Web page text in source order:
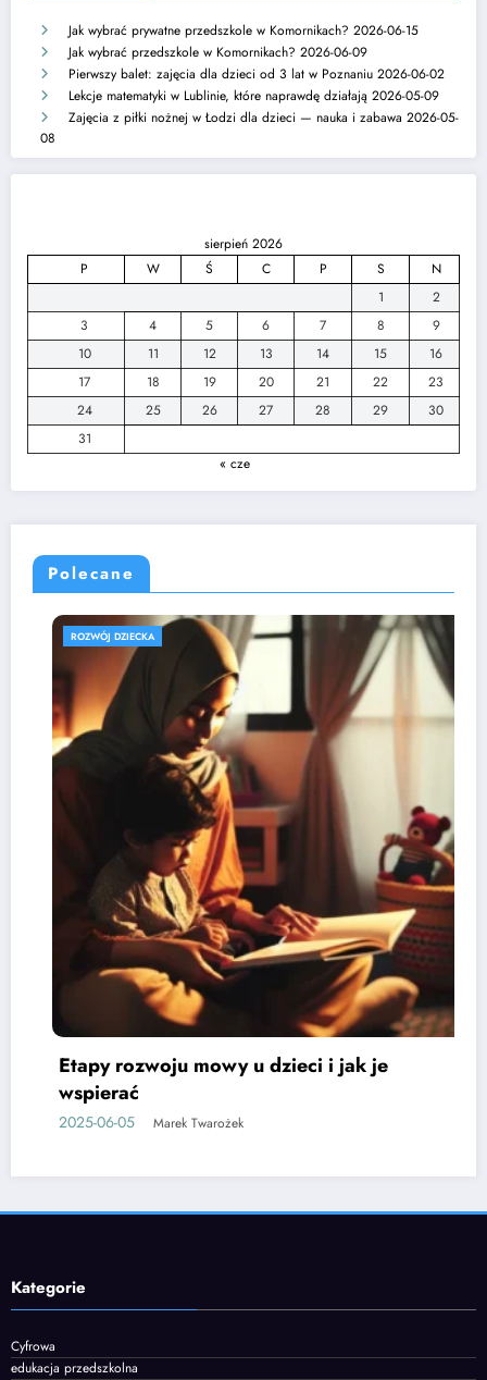
Jak wybrać prywatne przedszkole w Komornikach? 2026-06-15
Jak wybrać przedszkole w Komornikach? 2026-06-09
Pierwszy balet: zajęcia dla dzieci od 3 lat w Poznaniu 2026-06-02
Lekcje matematyki w Lublinie, które naprawdę działają 2026-05-09
Zajęcia z piłki nożnej w Łodzi dla dzieci — nauka i zabawa 2026-05-
08
sierpień 2026
P
W Ś C P S
N
1
2
3
4 5 6 7 8
9
10
11 12 13 14 15
16
17
18 19 20 21 22
23
24
25 26 27 28 29
30
31
« cze
Polecane
EDUKACJA PRZEDSZKOLNA
Jak rozwijać kompetencje społeczne u
przedszkolaków
2025-06-12 Marek Twarożek
Kategorie
Cyfrowa
edukacja przedszkolna